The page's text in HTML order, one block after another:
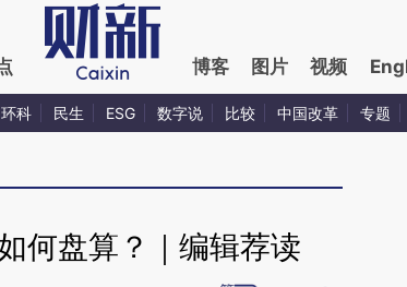
博客 图片 视频
环科 民生 ESG 数字说 比较 中国改革 专题
何盘算？｜编辑荐读